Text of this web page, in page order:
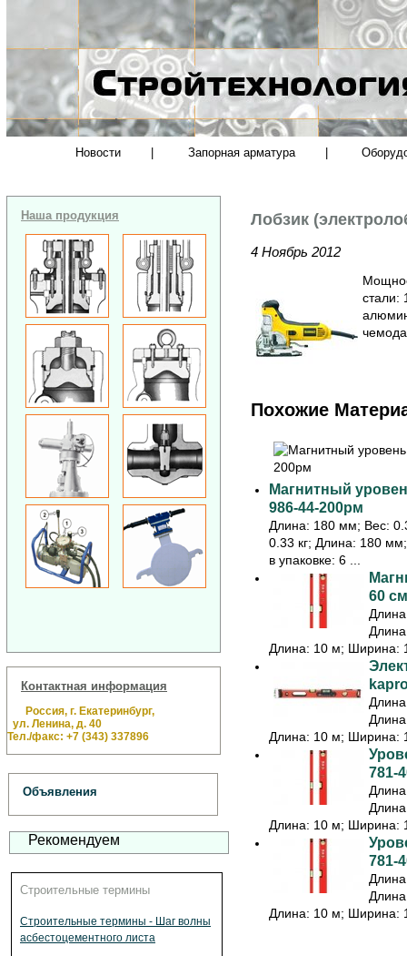
Новости Запорная арматура
Наша продукция
Контактная информация
Россия, г. Екатеринбург,
ул. Ленина, д. 40
Тел./факс: +7 (343) 337896
Объявления
Рекомендуем
Строительные термины
Строительные термины - Шаг волны
асбестоцементного листа
Лобзик
4 Ноябрь 2012
стали:
Похожие
Магнитный
986-44-200рм
Длина: 180 мм; Вес:
0.33 кг; Длина: 180
в упаковке: 6 ...
60
Длина: 10 м; Ширина:
Длина: 10 м; Ширина:
781-
Длина: 10 м; Ширина:
781-
Длина: 10 м; Ширина: